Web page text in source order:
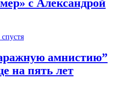
с Александрой
спустя
амнистию”
на пять лет